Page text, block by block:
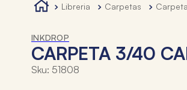
libreria carpetas
INKDROP
CARPETA 3/40
Sku: 51808